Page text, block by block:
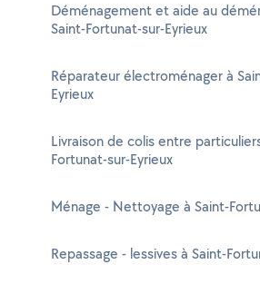
Déménagement et aide au
Saint-Fortunat-sur-Eyrieux
Réparateur électroménager à
Eyrieux
Livraison de colis entre
Fortunat-sur-Eyrieux
Ménage - Nettoyage à Saint-
Repassage - lessives à Saint-